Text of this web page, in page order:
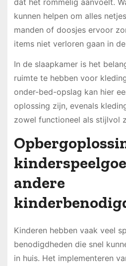
dat het rommelig aanvoelt.
kunnen helpen om alles
manden of doosjes ervoor
items niet verloren gaan in
In de slaapkamer is het
ruimte te hebben voor
onder-bed-opslag kan hier
oplossing zijn, evenals
zowel functioneel als stijlvol
andere
Kinderen hebben vaak veel
benodigdheden die snel
in huis. Het implementeren